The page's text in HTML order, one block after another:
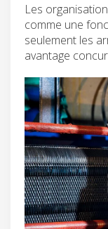
Les
comme une
seulement les
avantage